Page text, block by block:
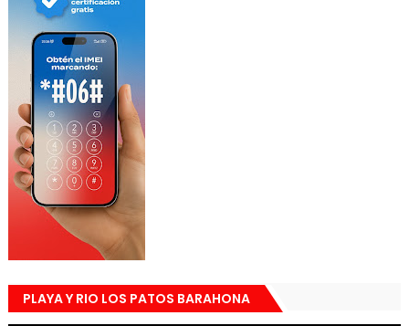
PLAYA Y RIO LOS PATOS BARAHONA